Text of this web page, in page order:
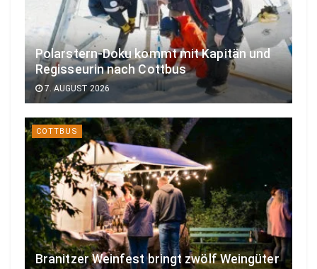
Polarstern-Doku kommt mit Kapitän und
Regisseurin nach Cottbus
7. AUGUST 2026
COTTBUS
Branitzer Weinfest bringt zwölf Weingüter